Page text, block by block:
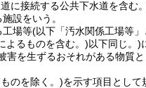
に接続する公共下水道を含む
設をいう。
工場等(以下「汚水関係工場等
よるものを含む。)以下同じ。 )
を生ずるおそれがある物質
のを除く。)を示す項目として